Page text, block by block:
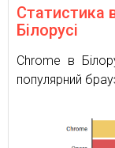
Статистика
Білорусі
Chrome в
популярний